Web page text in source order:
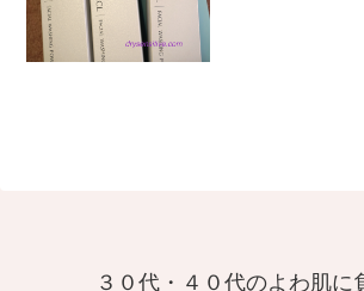
３０代・４０代のよわ肌に